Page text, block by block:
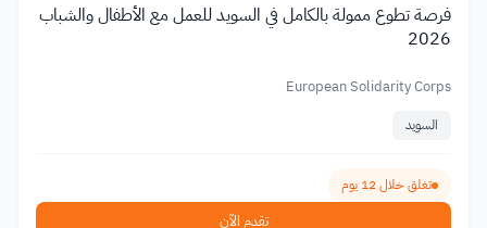
فرصة تطوع ممولة بالكامل في السويد للعمل مع الأطفال والشباب
2026
European Solidarity Corps
السويد
تغلق خلال 12 يوم
تقدم الآن